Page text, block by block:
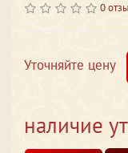
0
Уточняйте цену
наличие